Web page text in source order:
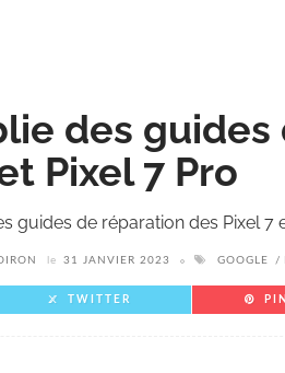
des
Pixel 7 Pro
guides de réparation des Pixel 7
le 31 JANVIER 2023 GOOGLE
TWITTER